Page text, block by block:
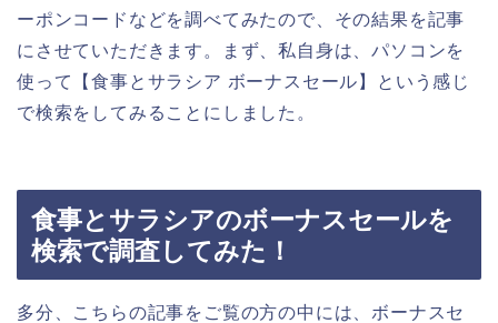
ーポンコードなどを調べてみたので、その結果を記事
にさせていただきます。まず、私自身は、パソコンを
使って【食事とサラシア ボーナスセール】という感じ
で検索をしてみることにしました。
食事とサラシアのボーナスセールを
検索で調査してみた！
多分、こちらの記事をご覧の方の中には、ボーナスセ